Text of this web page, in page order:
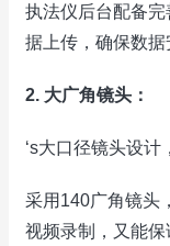
执法仪后台配备
据上传，确保数据
2. 大广角镜头：
‘s大口径镜头设计
采用140广角镜头
视频录制，又能保